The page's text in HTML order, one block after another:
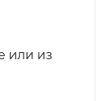
или из